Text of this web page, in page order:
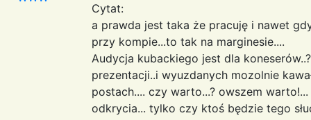
Cytat:
a prawda jest taka że pracuję i nawet
przy kompie...to tak na marginesie....
Audycja kubackiego jest dla
prezentacji..i wyuzdanych mozolnie
postach.... czy warto...? owszem
odkrycia... tylko czy ktoś będzie tego